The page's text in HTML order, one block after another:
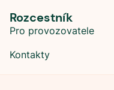
Rozcestník
Pro provozovatele
Kontakty